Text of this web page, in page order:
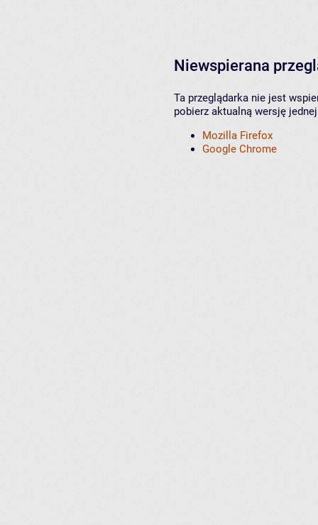
Niewspierana
Ta przeglądarka nie jest
pobierz aktualną wersję
Mozilla Firefox
Google Chrome